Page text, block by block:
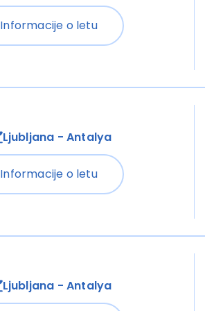
Informacije o letu
Ljubljana - Antalya
Informacije o letu
Ljubljana - Antalya